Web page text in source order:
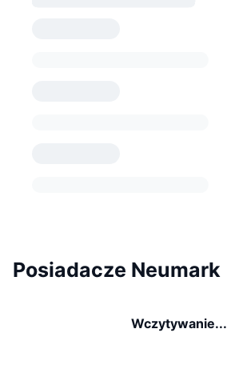
Posiadacze Neumark
Wczytywanie...